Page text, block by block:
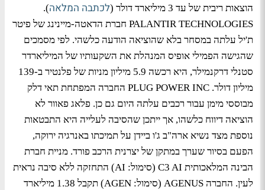
הוצאות ריבית של עד 3 מיליארד דולר (
לכתבה המלאה).
PALANTIR TECHNOLOGIES חברת הדאטה-מיינינג של פיטר
ת'יל עלתה במסחר בלא שהוציאה הודעה כלשהי. לפי מסמכים
שהגישה הפמילי אופיס המנהלת את השקעותיו של המיליארדר
סטנלי דרקנמילר, היא רכשה 5.9 מיליון מניות של פלנטיר ב-139
מיליון דולר. PLUG POWER INC החברה המפתחת תאי דלק
מבוססי מימן עבור רכבים עלתה היום גם כן. פלאג פאוור לא
הוציאה דיווח כלשהו, אך ייתכן שהסיבה לעלייה היא התבטאות
נוספת מצד נשיא ארה"ב ג'ו ביידן על תמיכתו באנרגיה ירוקה,
הפעם בסיור שערך במתקן של יצרנית הרכב פורד. מניית חברת
הבינה המלאכותית C3 AI (סימול: AI) התחזקה ללא סיבה נראית
לעין. החברה AGENUS (סימול: AGEN) תקבל 1.38 מיליארד